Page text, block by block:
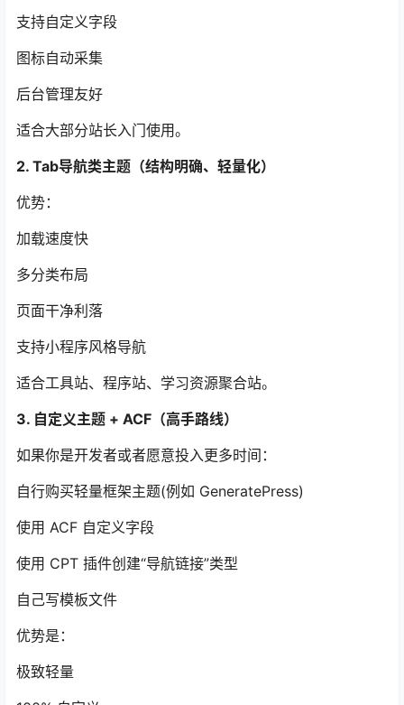
支持自定义字段
图标自动采集
后台管理友好
适合大部分站长入门使用。
2. Tab导航类主题（结构明确、轻量化）
优势：
加载速度快
多分类布局
页面干净利落
支持小程序风格导航
适合工具站、程序站、学习资源聚合站。
3. 自定义主题 + ACF（高手路线）
如果你是开发者或者愿意投入更多时间：
自行购买轻量框架主题(例如 GeneratePress)
使用 ACF 自定义字段
使用 CPT 插件创建“导航链接”类型
自己写模板文件
优势是：
极致轻量